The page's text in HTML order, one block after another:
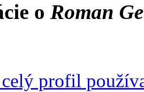
o Roman
profil